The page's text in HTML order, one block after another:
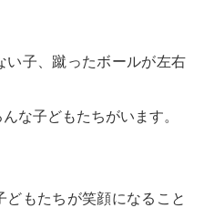
い子、蹴ったボールが左右
な子どもたちがいます。
どもたちが笑顔になること